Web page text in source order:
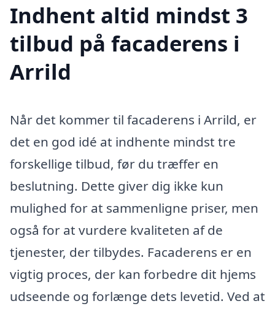
Indhent altid mindst 3
tilbud på facaderens i
Arrild
Når det kommer til facaderens i Arrild, er
det en god idé at indhente mindst tre
forskellige tilbud, før du træffer en
beslutning. Dette giver dig ikke kun
mulighed for at sammenligne priser, men
også for at vurdere kvaliteten af de
tjenester, der tilbydes. Facaderens er en
vigtig proces, der kan forbedre dit hjems
udseende og forlænge dets levetid. Ved at